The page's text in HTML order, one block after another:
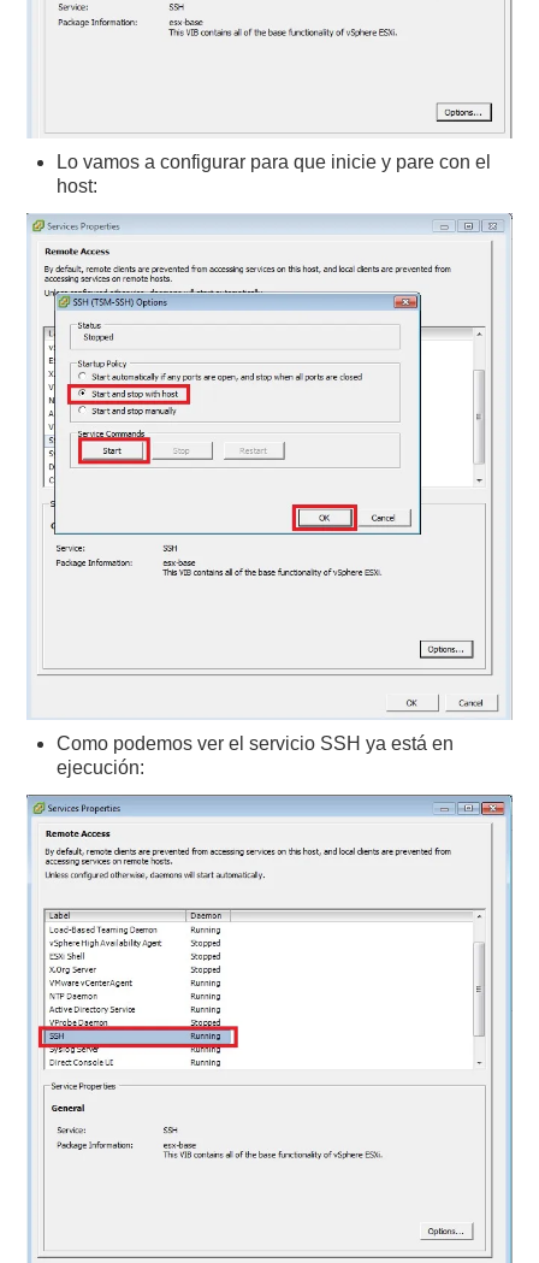
Lo vamos a configurar para que inicie y pare con el
host:
Como podemos ver el servicio SSH ya está en
ejecución: